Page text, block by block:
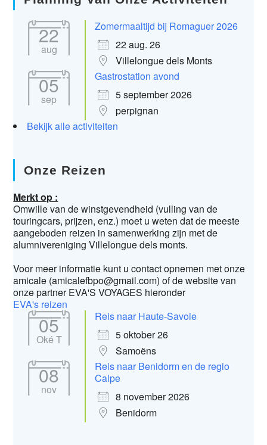
22
aug
Zomermaaltijd bij Romaguer 2026
22 aug. 26
Villelongue dels Monts
05
sep
Gastrostation avond
5 september 2026
perpignan
Bekijk alle activiteiten
Onze Reizen
Merkt op :
Omwille van de winstgevendheid (vulling van de
touringcars, prijzen, enz.) moet u weten dat de meeste
aangeboden reizen in samenwerking zijn met de
alumnivereniging Villelongue dels monts.
Voor meer informatie kunt u contact opnemen met onze
amicale (amicalefbpo@gmail.com) of de website van
onze partner EVA'S VOYAGES hieronder
EVA's reizen
05
Oké T
Reis naar Haute-Savoie
5 oktober 26
Samoëns
08
nov
Reis naar Benidorm en de regio
Calpe
8 november 2026
Benidorm